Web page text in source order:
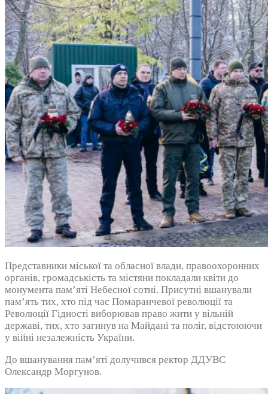
Представники міської та обласної влади, правоохоронних
органів, громадськість та містяни покладали квіти до
монумента пам’яті Небесної сотні. Присутні вшанували
пам’ять тих, хто під час Помаранчевої революції та
Революції Гідності виборював право жити у вільній
державі, тих, хто загинув на Майдані та поліг, відстоюючи
у війні незалежність України.
До вшанування пам’яті долучився ректор ДДУВС
Олександр Моргунов.